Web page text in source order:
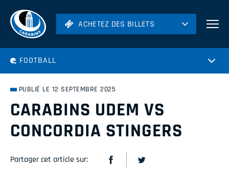
ACHETEZ DES BILLETS
ACHETEZ DES BILLETS
FOOTBALL
PUBLIÉ LE 12 SEPTEMBRE 2025
CARABINS UDEM VS
CONCORDIA STINGERS
Partager cet article sur: